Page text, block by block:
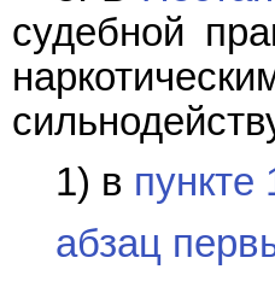
судебной
1) в пункте
абзац